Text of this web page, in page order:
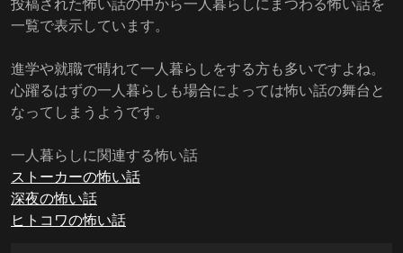
一覧で表示しています。
進学や就職で晴れて一人暮らしをする方も多いですよね。
心躍るはずの一人暮らしも場合によっては怖い話の舞台と
なってしまうようです。
一人暮らしに関連する怖い話
ストーカーの怖い話
深夜の怖い話
ヒトコワの怖い話